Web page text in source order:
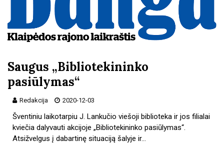
Saugus „Bibliotekininko
pasiūlymas“
Redakcija 2020-12-03
Šventiniu laikotarpiu J. Lankučio viešoji biblioteka ir jos filialai
kviečia dalyvauti akcijoje „Bibliotekininko pasiūlymas“.
Atsižvelgus į dabartinę situaciją šalyje ir…